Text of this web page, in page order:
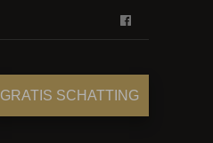
GRATIS SCHATTING